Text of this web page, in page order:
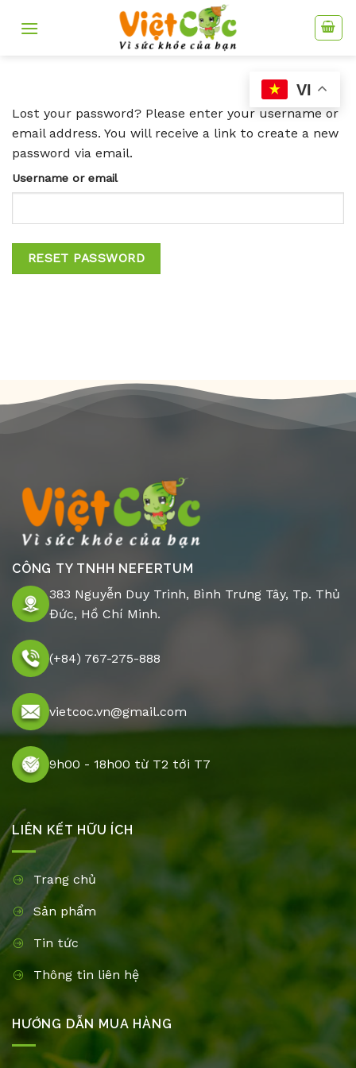
Lost your password? Please enter your username or
email address. You will receive a link to create a new
password via email.
Username or email
RESET PASSWORD
CÔNG TY TNHH NEFERTUM
383 Nguyễn Duy Trinh, Bình Trưng Tây, Tp. Thủ
Đức, Hồ Chí Minh.
(+84) 767-275-888
vietcoc.vn@gmail.com
9h00 - 18h00 từ T2 tới T7
LIÊN KẾT HỮU ÍCH
Trang chủ
Sản phẩm
Tin tức
Thông tin liên hệ
HƯỚNG DẪN MUA HÀNG
VI